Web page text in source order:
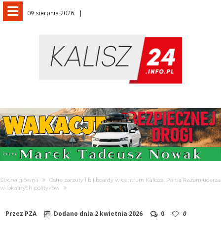
09 sierpnia 2026
Strona główna
Ostre zarzuty i billboardy w centrum Kalisza. Partia Razem uderza
w lokalnych polityków
Przez PZA Dodano dnia 2 kwietnia 2026 0 0